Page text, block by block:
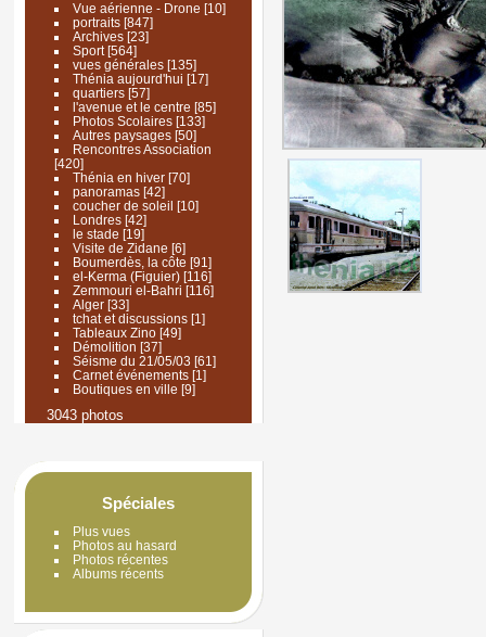
Vue aérienne - Drone [10]
portraits[847]
Archives [23]
Sport[564]
vues générales[135]
Thénia aujourd'hui [17]
quartiers[57]
l'avenue et le centre [85]
Photos Scolaires[133]
Autres paysages[50]
Rencontres Association
[420]
Thénia en hiver[70]
panoramas[42]
coucher de soleil [10]
Londres[42]
le stade [19]
Visite de Zidane [6]
Boumerdès, la côte [91]
el-Kerma (Figuier)[116]
Zemmouri el-Bahri [116]
Alger[33]
tchat et discussions[1]
Tableaux Zino[49]
Démolition [37]
Séisme du 21/05/03 [61]
Carnet événements[1]
Boutiques en ville [9]
3043 photos
Spéciales
Plus vues
Photos au hasard
Photos récentes
Albums récents